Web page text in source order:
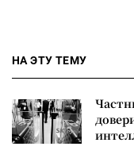
НА ЭТУ ТЕМУ